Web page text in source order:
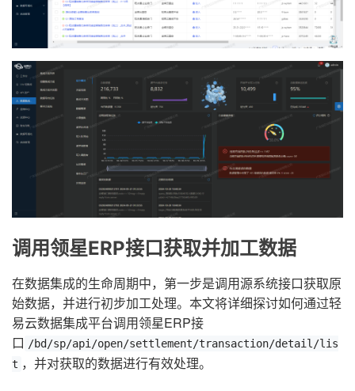
调用领星ERP接口获取并加工数据
在数据集成的生命周期中，第一步是调用源系统接口获取原
始数据，并进行初步加工处理。本文将详细探讨如何通过轻
易云数据集成平台调用领星ERP接
口 /bd/sp/api/open/settlement/transaction/detail/lis
t ，并对获取的数据进行有效处理。